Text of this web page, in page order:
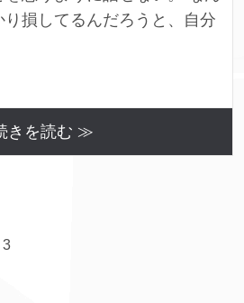
損してるんだろうと、自分
きを読む ≫
3